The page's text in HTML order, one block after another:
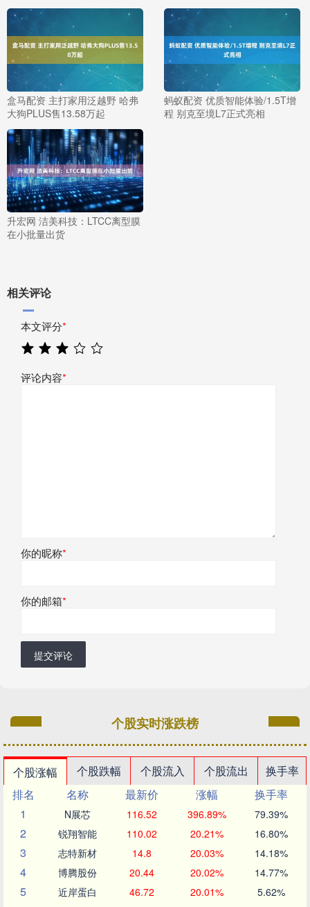
盒马配资 主打家用泛越野 哈弗
大狗PLUS售13.58万起
蚂蚁配资 优质智能体验/1.5T增
程 别克至境L7正式亮相
升宏网 洁美科技：LTCC离型膜
在小批量出货
相关评论
本文评分*
评论内容*
你的昵称*
你的邮箱*
提交评论
个股实时涨跌榜
个股涨幅 个股跌幅 个股流入 个股流出
换手率
排名
名称 最新价 涨幅
换手率
1
N展芯 116.52 396.89% 79.39%
2 锐翔智能 110.02 20.21% 16.80%
3 志特新材 14.8 20.03% 14.18%
4 博腾股份 20.44 20.02% 14.77%
5 近岸蛋白 46.72 20.01% 5.62%